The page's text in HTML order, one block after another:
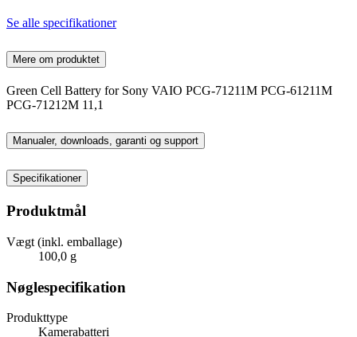
Se alle specifikationer
Mere om produktet
Green Cell Battery for Sony VAIO PCG-71211M PCG-61211M
PCG-71212M 11,1
Manualer, downloads, garanti og support
Specifikationer
Produktmål
Vægt (inkl. emballage)
100,0 g
Nøglespecifikation
Produkttype
Kamerabatteri